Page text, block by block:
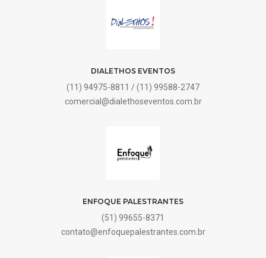
DIALETHOS EVENTOS
(11) 94975-8811 / (11) 99588-2747
comercial@dialethoseventos.com.br
ENFOQUE PALESTRANTES
(51) 99655-8371
contato@enfoquepalestrantes.com.br